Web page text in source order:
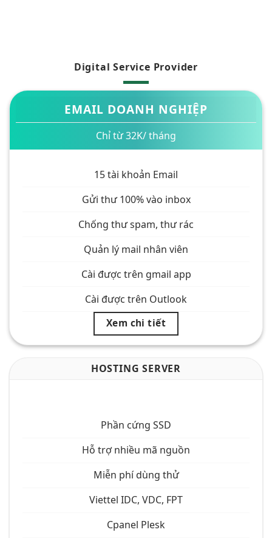
Digital Service Provider
EMAIL DOANH NGHIỆP
Chỉ từ 32K/ tháng
15 tài khoản Email
Gửi thư 100% vào inbox
Chống thư spam, thư rác
Quản lý mail nhân viên
Cài được trên gmail app
Cài được trên Outlook
Xem chi tiết
HOSTING SERVER
Phần cứng SSD
Hỗ trợ nhiều mã nguồn
Miễn phí dùng thử
Viettel IDC, VDC, FPT
Cpanel Plesk